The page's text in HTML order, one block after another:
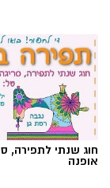
פרשת
חוג שנתי לתפירה,
אופנה